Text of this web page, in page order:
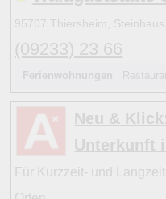
95707 Thiersheim, Steinhaus
(09233) 23 66
Ferienwohnungen
Neu &
Unterkunft
Für Kurzzeit- und
Hinweise:
zu b) Kulturelles und
zu c) Das Familien-
und Unterkunft-
Alle Bewertungen